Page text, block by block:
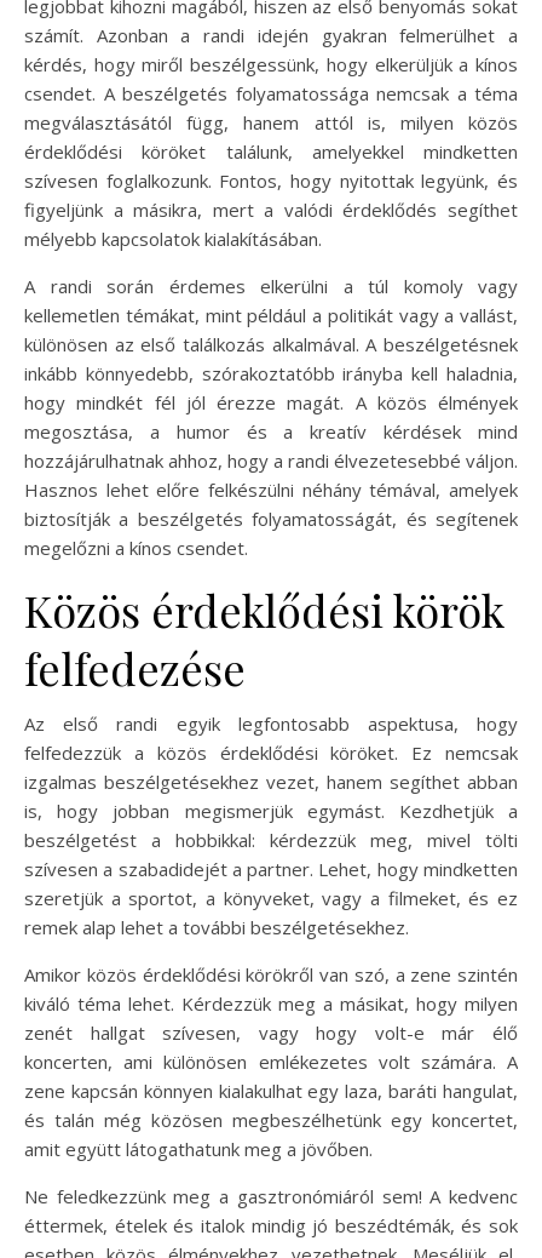
legjobbat kihozni magából, hiszen az első benyomás sokat
számít. Azonban a randi idején gyakran felmerülhet a
kérdés, hogy miről beszélgessünk, hogy elkerüljük a kínos
csendet. A beszélgetés folyamatossága nemcsak a téma
megválasztásától függ, hanem attól is, milyen közös
érdeklődési köröket találunk, amelyekkel mindketten
szívesen foglalkozunk. Fontos, hogy nyitottak legyünk, és
figyeljünk a másikra, mert a valódi érdeklődés segíthet
mélyebb kapcsolatok kialakításában.
A randi során érdemes elkerülni a túl komoly vagy
kellemetlen témákat, mint például a politikát vagy a vallást,
különösen az első találkozás alkalmával. A beszélgetésnek
inkább könnyedebb, szórakoztatóbb irányba kell haladnia,
hogy mindkét fél jól érezze magát. A közös élmények
megosztása, a humor és a kreatív kérdések mind
hozzájárulhatnak ahhoz, hogy a randi élvezetesebbé váljon.
Hasznos lehet előre felkészülni néhány témával, amelyek
biztosítják a beszélgetés folyamatosságát, és segítenek
megelőzni a kínos csendet.
Közös érdeklődési körök
felfedezése
Az első randi egyik legfontosabb aspektusa, hogy
felfedezzük a közös érdeklődési köröket. Ez nemcsak
izgalmas beszélgetésekhez vezet, hanem segíthet abban
is, hogy jobban megismerjük egymást. Kezdhetjük a
beszélgetést a hobbikkal: kérdezzük meg, mivel tölti
szívesen a szabadidejét a partner. Lehet, hogy mindketten
szeretjük a sportot, a könyveket, vagy a filmeket, és ez
remek alap lehet a további beszélgetésekhez.
Amikor közös érdeklődési körökről van szó, a zene szintén
kiváló téma lehet. Kérdezzük meg a másikat, hogy milyen
zenét hallgat szívesen, vagy hogy volt-e már élő
koncerten, ami különösen emlékezetes volt számára. A
zene kapcsán könnyen kialakulhat egy laza, baráti hangulat,
és talán még közösen megbeszélhetünk egy koncertet,
amit együtt látogathatunk meg a jövőben.
Ne feledkezzünk meg a gasztronómiáról sem! A kedvenc
éttermek, ételek és italok mindig jó beszédtémák, és sok